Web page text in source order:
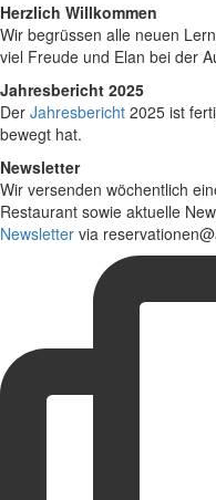
Herzlich Willkommen
Wir begrüssen alle neuen
viel Freude und Elan bei der
Jahresbericht 2025
Der Jahresbericht 2025 ist
bewegt hat.
Newsletter
Wir versenden wöchentlich
Restaurant sowie aktuelle
Newsletter via